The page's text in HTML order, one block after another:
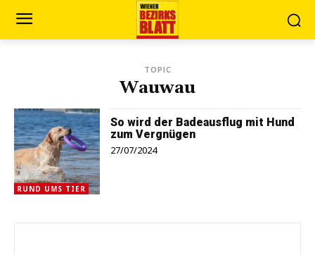
TOPIC
Wauwau
RUND UMS TIER
So wird der Badeausflug mit Hund
zum Vergnügen
27/07/2024